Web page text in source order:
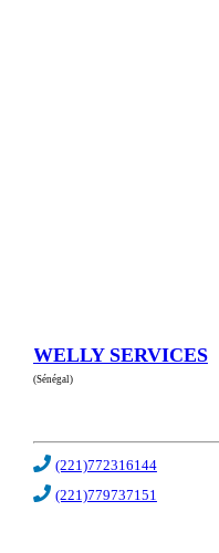
WELLY SERVICES
(Sénégal)
(221)772316144
(221)779737151